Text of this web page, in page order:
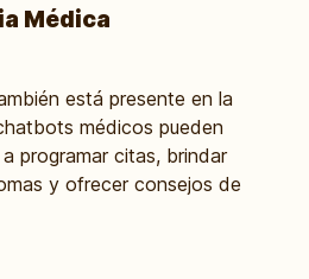
Médica
está presente en la
médicos pueden
programar citas, brindar
y ofrecer consejos de